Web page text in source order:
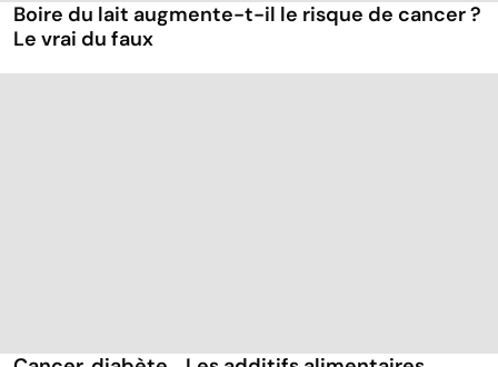
Boire du lait augmente-t-il le risque de cancer ?
Le vrai du faux